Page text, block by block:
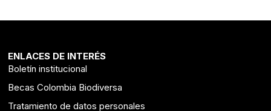
ENLACES DE INTERÉS
Boletín institucional
Becas Colombia Biodiversa
Tratamiento de datos personales